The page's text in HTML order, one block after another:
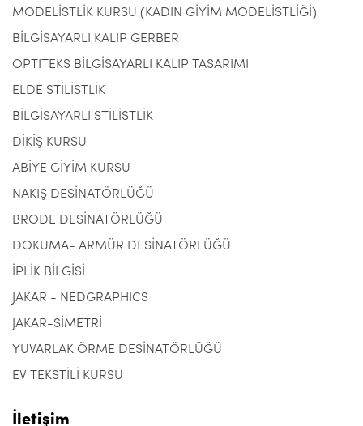
MODELİSTLİK KURSU (KADIN GİYİM MODELİSTLİĞİ)
BİLGİSAYARLI KALIP GERBER
OPTITEKS BİLGİSAYARLI KALIP TASARIMI
ELDE STİLİSTLİK
BİLGİSAYARLI STİLİSTLİK
DİKİŞ KURSU
ABİYE GİYİM KURSU
NAKIŞ DESİNATÖRLÜĞÜ
BRODE DESİNATÖRLÜĞÜ
DOKUMA- ARMÜR DESİNATÖRLÜĞÜ
İPLİK BİLGİSİ
JAKAR - NEDGRAPHICS
JAKAR-SİMETRİ
YUVARLAK ÖRME DESİNATÖRLÜĞÜ
EV TEKSTİLİ KURSU
İletişim